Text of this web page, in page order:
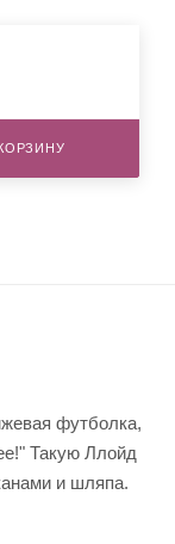
футболка,
Такую Ллойд
и шляпа.